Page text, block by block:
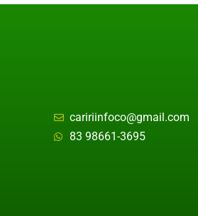
caririinfoco@gmail.com
83 98661-3695